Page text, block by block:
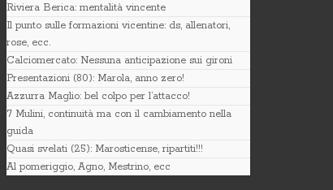
Riviera Berica: mentalità vincente
Il punto sulle formazioni vicentine: ds, allenatori,
rose, ecc.
Calciomercato: Nessuna anticipazione sui gironi
Presentazioni (80): Marola, anno zero!
Azzurra Maglio: bel colpo per l’attacco!
7 Mulini, continuità ma con il cambiamento nella
guida
Quasi svelati (25): Marosticense, ripartiti!!!
Al pomeriggio, Agno, Mestrino, ecc